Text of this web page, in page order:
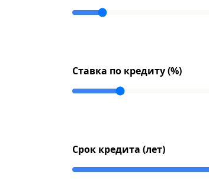
Ставка по кредиту (%)
Срок кредита (лет)